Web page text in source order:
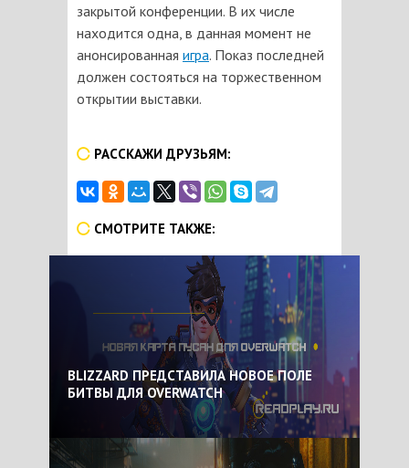
закрытой конференции. В их числе
находится одна, в данная момент не
анонсированная игра. Показ последней
должен состояться на торжественном
открытии выставки.
РАССКАЖИ ДРУЗЬЯМ:
СМОТРИТЕ ТАКЖЕ:
BLIZZARD ПРЕДСТАВИЛА НОВОЕ ПОЛЕ
БИТВЫ ДЛЯ OVERWATCH